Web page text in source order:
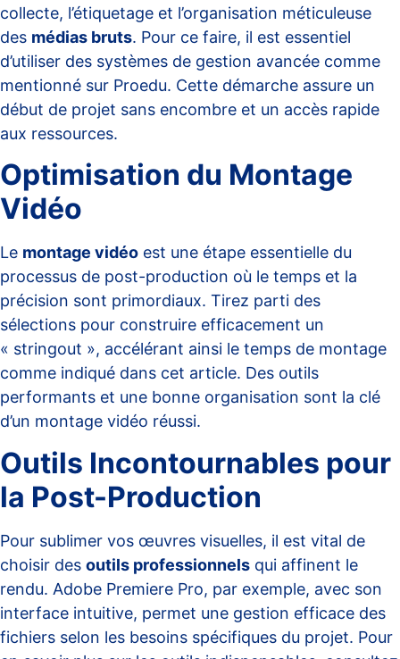
collecte, l’étiquetage et l’organisation méticuleuse
des médias bruts. Pour ce faire, il est essentiel
d’utiliser des systèmes de gestion avancée comme
mentionné sur Proedu. Cette démarche assure un
début de projet sans encombre et un accès rapide
aux ressources.
Optimisation du Montage
Vidéo
Le montage vidéo est une étape essentielle du
processus de post-production où le temps et la
précision sont primordiaux. Tirez parti des
sélections pour construire efficacement un
« stringout », accélérant ainsi le temps de montage
comme indiqué dans cet article. Des outils
performants et une bonne organisation sont la clé
d’un montage vidéo réussi.
Outils Incontournables pour
la Post-Production
Pour sublimer vos œuvres visuelles, il est vital de
choisir des outils professionnels qui affinent le
rendu. Adobe Premiere Pro, par exemple, avec son
interface intuitive, permet une gestion efficace des
fichiers selon les besoins spécifiques du projet. Pour